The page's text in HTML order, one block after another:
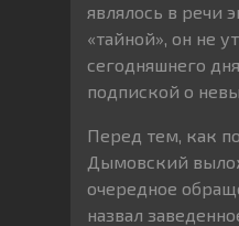
являлось в речи
«тайной», он не
сегодняшнего
подпиской о
Перед тем, как
Дымовский
очередное
назвал